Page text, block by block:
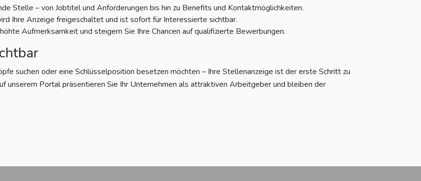
Stelle – von Jobtitel und Anforderungen bis hin zu Benefits und Kontaktmöglichkeiten.
Ihre Anzeige freigeschaltet und ist sofort für Interessierte sichtbar.
Aufmerksamkeit und steigern Sie Ihre Chancen auf qualifizierte Bewerbungen.
suchen oder eine Schlüsselposition besetzen möchten – Ihre Stellenanzeige ist der erste Schritt zu
unserem Portal präsentieren Sie Ihr Unternehmen als attraktiven Arbeitgeber und bleiben der